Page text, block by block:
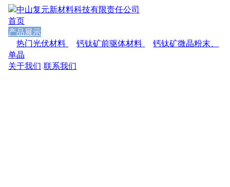
首页
产品展示
热门光伏材料
钙钛矿前驱体材料
钙钛矿微晶粉末、
单晶
关于我们 联系我们